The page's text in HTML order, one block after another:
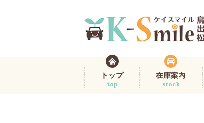
トップ
top
在庫案内
stock